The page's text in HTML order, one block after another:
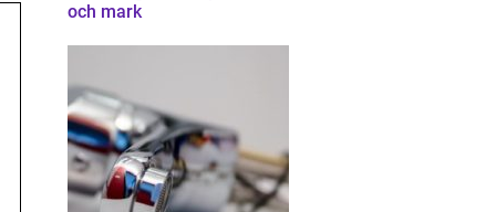
och mark